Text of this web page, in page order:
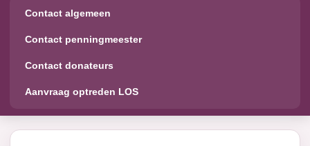
Contact algemeen
Contact penningmeester
Contact donateurs
Aanvraag optreden LOS